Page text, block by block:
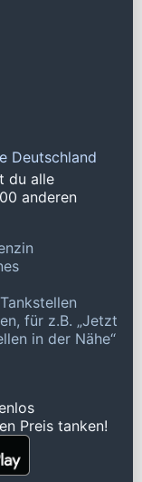
Deutschland
du alle
anderen
für z.B. „Jetzt
in der Nähe“
Preis tanken!